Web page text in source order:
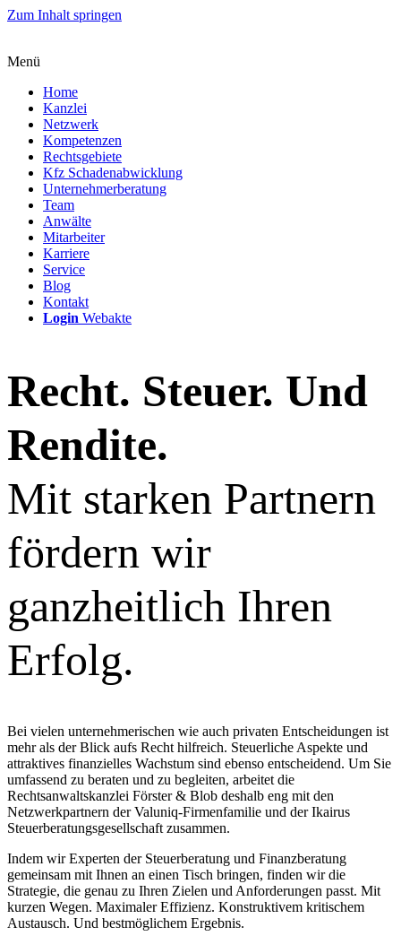
Zum Inhalt springen
Menü
Home
Kanzlei
Netzwerk
Kompetenzen
Rechtsgebiete
Kfz Schadenabwicklung
Unternehmerberatung
Team
Anwälte
Mitarbeiter
Karriere
Service
Blog
Kontakt
Login Webakte
Recht. Steuer. Und
Rendite.
Mit starken Partnern
fördern wir
ganzheitlich Ihren
Erfolg.
Bei vielen unternehmerischen wie auch privaten Entscheidungen ist
mehr als der Blick aufs Recht hilfreich. Steuerliche Aspekte und
attraktives finanzielles Wachstum sind ebenso entscheidend. Um Sie
umfassend zu beraten und zu begleiten, arbeitet die
Rechtsanwaltskanzlei Förster & Blob deshalb eng mit den
Netzwerkpartnern der Valuniq-Firmenfamilie und der Ikairus
Steuerberatungsgesellschaft zusammen.
Indem wir Experten der Steuerberatung und Finanzberatung
gemeinsam mit Ihnen an einen Tisch bringen, finden wir die
Strategie, die genau zu Ihren Zielen und Anforderungen passt. Mit
kurzen Wegen. Maximaler Effizienz. Konstruktivem kritischem
Austausch. Und bestmöglichem Ergebnis.